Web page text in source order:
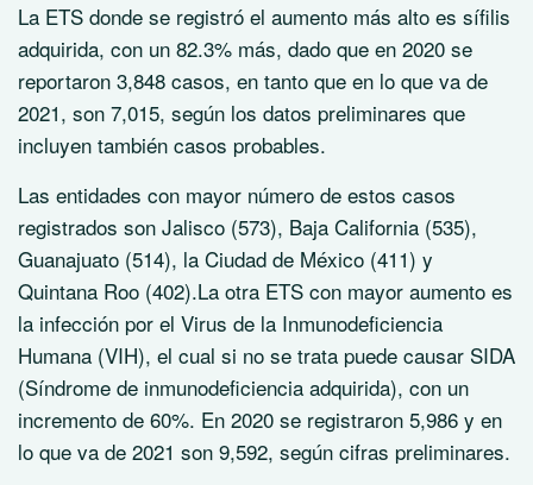
La ETS donde se registró el aumento más alto es sífilis
adquirida, con un 82.3% más, dado que en 2020 se
reportaron 3,848 casos, en tanto que en lo que va de
2021, son 7,015, según los datos preliminares que
incluyen también casos probables.
Las entidades con mayor número de estos casos
registrados son Jalisco (573), Baja California (535),
Guanajuato (514), la Ciudad de México (411) y
Quintana Roo (402).La otra ETS con mayor aumento es
la infección por el Virus de la Inmunodeficiencia
Humana (VIH), el cual si no se trata puede causar SIDA
(Síndrome de inmunodeficiencia adquirida), con un
incremento de 60%. En 2020 se registraron 5,986 y en
lo que va de 2021 son 9,592, según cifras preliminares.